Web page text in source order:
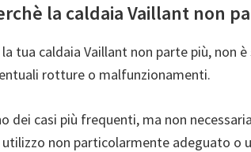
la caldaia Vaillant non
la tua caldaia Vaillant non parte più, non
rotture o malfunzionamenti.
dei casi più frequenti, ma non
utilizzo non particolarmente adeguato o